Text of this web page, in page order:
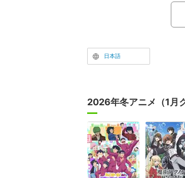
台に、主人公・緑谷出久
を守り、“個性”を悪用す
間たちと共に成長する物
日本語
2026年冬アニメ（1月